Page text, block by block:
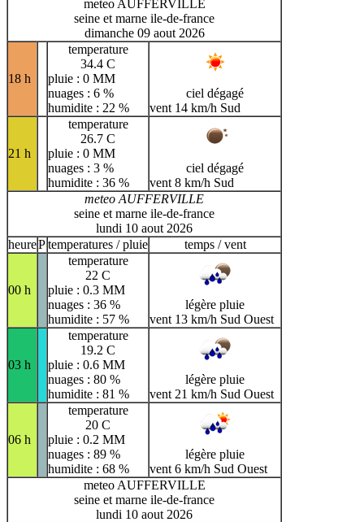
meteo AUFFERVILLE
seine et marne ile-de-france
dimanche 09 aout 2026
18 h
temperature
34.4 C
pluie : 0 MM
nuages : 6 %
humidite : 22 %
ciel dégagé
vent 14 km/h Sud
21 h
temperature
26.7 C
pluie : 0 MM
nuages : 3 %
humidite : 36 %
ciel dégagé
vent 8 km/h Sud
meteo AUFFERVILLE
seine et marne ile-de-france
lundi 10 aout 2026
heurePtemperatures / pluie temps / vent
00 h
temperature
22 C
pluie : 0.3 MM
nuages : 36 %
humidite : 57 %
légère pluie
vent 13 km/h Sud Ouest
03 h
temperature
19.2 C
pluie : 0.6 MM
nuages : 80 %
humidite : 81 %
légère pluie
vent 21 km/h Sud Ouest
06 h
temperature
20 C
pluie : 0.2 MM
nuages : 89 %
humidite : 68 %
légère pluie
vent 6 km/h Sud Ouest
meteo AUFFERVILLE
seine et marne ile-de-france
lundi 10 aout 2026